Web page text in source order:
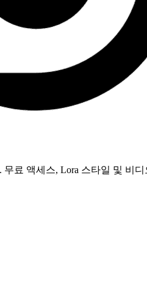
료 액세스, Lora 스타일 및 비